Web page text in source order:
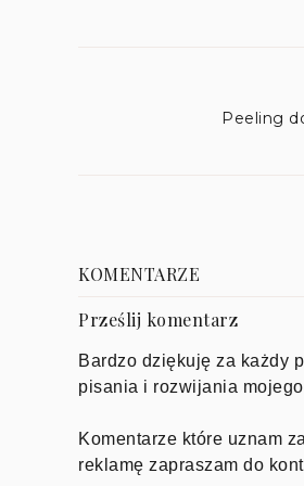
Peeling
KOMENTARZE
Prześlij komentarz
Bardzo dziękuję za każdy
pisania i rozwijania
Komentarze które uznam
reklamę zapraszam do